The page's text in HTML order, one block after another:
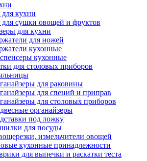
кухни
сушки овощей и фруктов
для кухни
для ножей
кухонные
кухонные
для столовых приборов
для раковины
для специй и приправ
для столовых приборов
органайзеры
под ложку
для посуды
измельчители овощей
кухонные принадлежности
для выпечки и раскатки теста